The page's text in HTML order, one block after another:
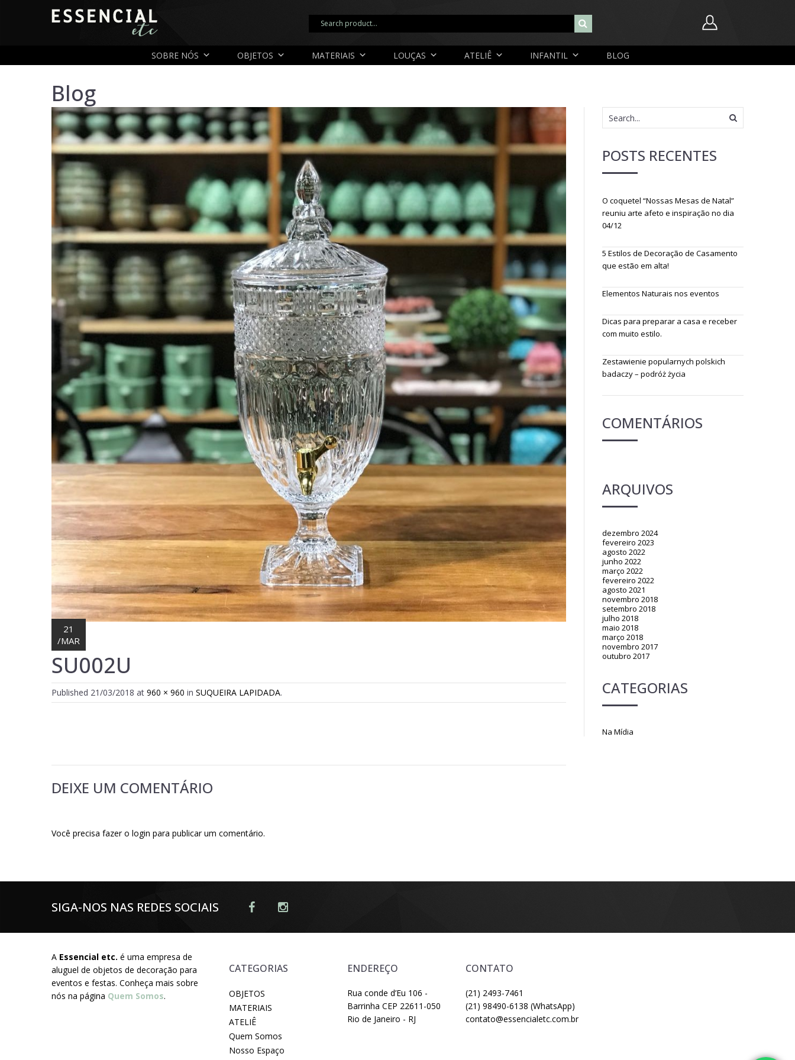
Nome de usuário ou endereço de e-mail
Senha
Lembrar-me
Lost Password
Cadastrar Conta
SOBRE NÓS OBJETOS MATERIAIS LOUÇAS ATELIÊ INFANTIL BLOG
Blog
21
/MAR
SU002U
Published 21/03/2018 at 960 × 960 in SUQUEIRA LAPIDADA.
DEIXE UM COMENTÁRIO
Você precisa fazer o login para publicar um comentário.
POSTS RECENTES
O coquetel “Nossas Mesas de Natal”
reuniu arte afeto e inspiração no dia
04/12
5 Estilos de Decoração de Casamento
que estão em alta!
Elementos Naturais nos eventos
Dicas para preparar a casa e receber
com muito estilo.
Zestawienie popularnych polskich
badaczy – podróż życia
COMENTÁRIOS
ARQUIVOS
dezembro 2024
fevereiro 2023
agosto 2022
junho 2022
março 2022
fevereiro 2022
agosto 2021
novembro 2018
setembro 2018
julho 2018
maio 2018
março 2018
novembro 2017
outubro 2017
CATEGORIAS
Na Mídia
SIGA-NOS NAS REDES SOCIAIS
A Essencial etc. é uma empresa de
aluguel de objetos de decoração para
eventos e festas. Conheça mais sobre
nós na página Quem Somos.
CATEGORIAS
OBJETOS
MATERIAIS
ATELIÊ
Quem Somos
Nosso Espaço
ENDEREÇO
Rua conde d’Eu 106 -
Barrinha CEP 22611-050
Rio de Janeiro - RJ
CONTATO
(21) 2493-7461
(21) 98490-6138 (WhatsApp)
contato@essencialetc.com.br